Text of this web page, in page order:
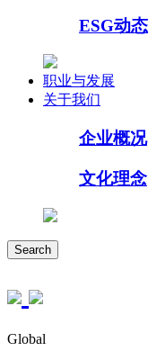
ESG动态
职业与发展
关于我们
企业概况
文化理念
Search
Global